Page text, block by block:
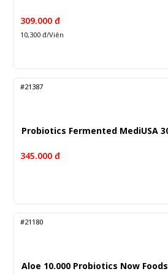
309.000 đ
10,300 đ/Viên
#21387
Probiotics Fermented MediUSA
345.000 đ
#21180
Aloe 10.000 Probiotics Now